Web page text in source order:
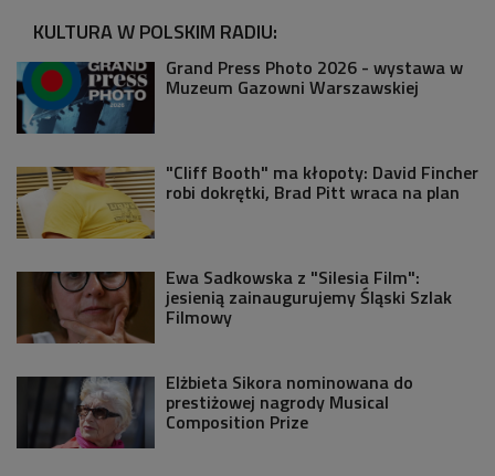
KULTURA W POLSKIM RADIU:
Grand Press Photo 2026 - wystawa w
Muzeum Gazowni Warszawskiej
"Cliff Booth" ma kłopoty: David Fincher
robi dokrętki, Brad Pitt wraca na plan
Ewa Sadkowska z "Silesia Film":
jesienią zainaugurujemy Śląski Szlak
Filmowy
Elżbieta Sikora nominowana do
prestiżowej nagrody Musical
Composition Prize